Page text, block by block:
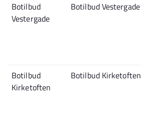
Botilbud
Vestergade
Botilbud Vestergade
Botilbud
Kirketoften
Botilbud Kirketoften